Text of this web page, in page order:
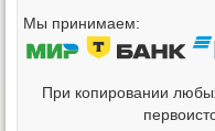
Мы принимаем:
При копировании